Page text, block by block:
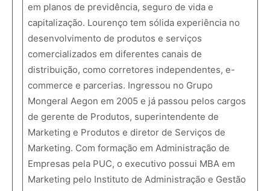
em planos de previdência, seguro de vida e
capitalização. Lourenço tem sólida experiência no
desenvolvimento de produtos e serviços
comercializados em diferentes canais de
distribuição, como corretores independentes, e-
commerce e parcerias. Ingressou no Grupo
Mongeral Aegon em 2005 e já passou pelos cargos
de gerente de Produtos, superintendente de
Marketing e Produtos e diretor de Serviços de
Marketing. Com formação em Administração de
Empresas pela PUC, o executivo possui MBA em
Marketing pelo Instituto de Administração e Gestão